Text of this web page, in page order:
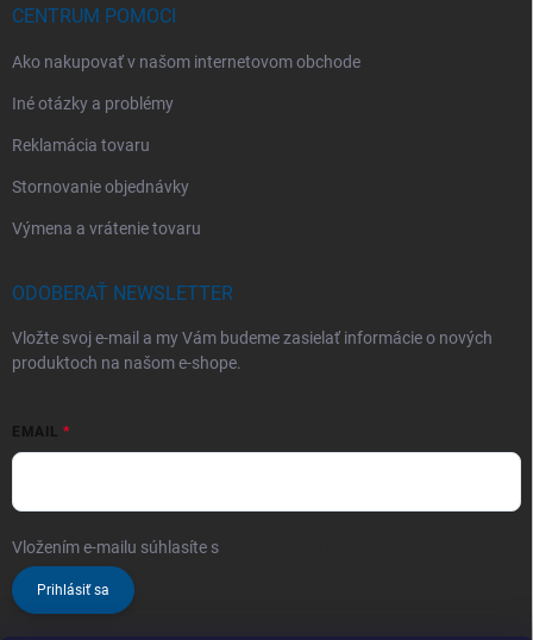
CENTRUM POMOCI
Ako nakupovať v našom internetovom obchode
Iné otázky a problémy
Reklamácia tovaru
Stornovanie objednávky
Výmena a vrátenie tovaru
ODOBERAŤ NEWSLETTER
Vložte svoj e-mail a my Vám budeme zasielať informácie o nových
produktoch na našom e-shope.
EMAIL
Vložením e-mailu súhlasíte s
Prihlásiť sa